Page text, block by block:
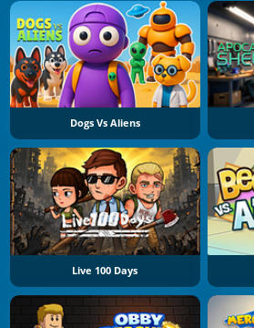
Dogs Vs Aliens
Live 100 Days